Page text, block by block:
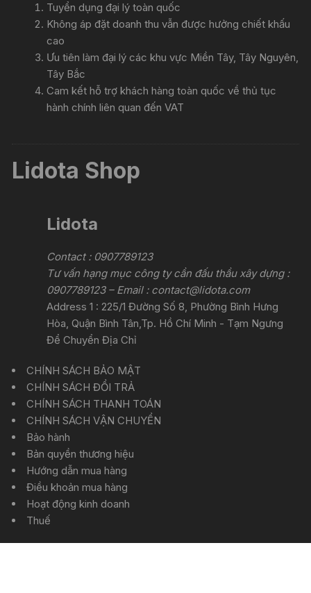
Tuyển dụng đại lý toàn quốc
Không áp đặt doanh thu vẫn được hưởng chiết khấu
cao
Ưu tiên làm đại lý các khu vực Miền Tây, Tây Nguyên,
Tây Bắc
Cam kết hỗ trợ khách hàng toàn quốc về thủ tục
hành chính liên quan đến VAT
Lidota Shop
Lidota
Contact : 0907789123
Tư vấn hạng mục công ty cần đấu thầu xây dựng :
0907789123 – Email : contact@lidota.com
Address 1 : 225/1 Đường Số 8, Phường Bình Hưng
Hòa, Quận Bình Tân,Tp. Hồ Chí Minh - Tạm Ngưng
Để Chuyển Địa Chỉ
CHÍNH SÁCH BẢO MẬT
CHÍNH SÁCH ĐỔI TRẢ
CHÍNH SÁCH THANH TOÁN
CHÍNH SÁCH VẬN CHUYỂN
Bảo hành
Bản quyền thương hiệu
Hướng dẫn mua hàng
Điều khoản mua hàng
Hoạt động kinh doanh
Thuế